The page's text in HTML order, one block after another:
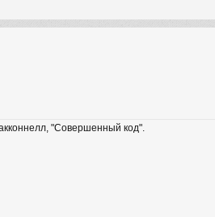
"Совершенный код".